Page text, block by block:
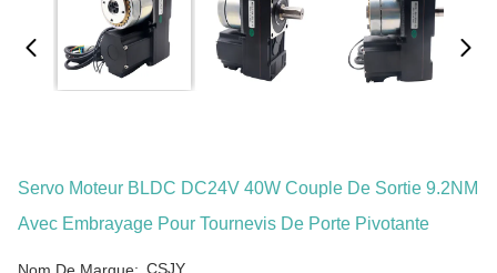
Servo Moteur BLDC DC24V 40W Couple De Sortie 9.2NM
Avec Embrayage Pour Tournevis De Porte Pivotante
CSJY